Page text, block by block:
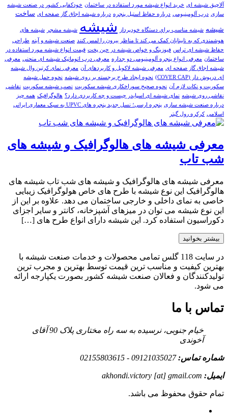
آلاچیق شیشه ای خرید انواع شیشه مورد استفاده در ساختمان خودکفایی کشور در صنعت شیشه
سازی درب آلومینیومی درباره حفاظ استیل پنجره درباره شیشه اجاق گاز صفحه ای ساخت
شیشه شيشه مناسب براي دستگاه خودپرداز شیشه شیشه مشجر
شیشه های
هوشمندی که به نابینایان کمک می کند تا مناظر بیرون را لمس کنند صنعت شیشه و آینه طراحی
حفاظ شیشه ای تراس فیوزینگ و خواص شیشه در حین پخت قیمت انواع شیشه مورد استفاده در
ساختمان معرفی انواع پنجره آلومینیومی دو جداره معرفی درب اتوماتیک شیشه ای منحنی معرفی
شیشه اجاق گاز صفحه ای معرفی شیشه لاکوبل و کاربردهای آن معرفی نمای کرتین وال شیشه
ای درپوش دار (COVER CAP)
نحوه ایجاد طرح برجسته بر روی شیشه نحوه حمل شیشه
سکوریت و نکات لازم آن نحوه صحیح سوراخکاری شیشه سکوریت نصب شیشه سکوریت نقاشی
نقاشی روی شیشه نمای شیشه ای اسپایدر چیست و چه کاربردی دارد؟ هالوگرافیک همه چیز
درباره صنعت شیشه سازی
پنجره ارسی؛ نسل جدید پنجره های UPVC به سبک معماری ایرانی
اسلامی کرکره رول گیتر
معرفی شیشه های هالوگرافیک و شیشه های
شب تاب
معرفی شیشه های هالوگرافیک و شیشه های شب تاب شیشه های
هالوگرافیک این نوع شیشه با طرح های خاص هولوگرافیک زیبایی
خاصی به نمای داخلی و خارجی ساختمان می دهد. علاوه بر این از
این نوع شیشه می توان در میزهای آشپزخانه، کانتر و سایر اجزای
دکوراسیون استفاده کرد. این شیشه دارای انواع طرح های […]
بیشتر بخوانید
در سایت 118 گلس تمامی محصولات و خدمات صنعت شیشه با
بهترین کیفیت و مناسب ترین قیمت توسط بهترین و مجرب ترین
تولیدکنندگان و فعالان صنعت شیشه کشور بصورت یکپارجه ارائه
می شود.
تماس با ما
خیام جنوبی، نرسیده به سه راه مختاری پلاک 90 آقای
آخوندی
شماره تماس:09121035027 - 02155803615
ایمیل: akhondi.victory [at] gmail.com
تمام حقوق محفوظ می باشد.